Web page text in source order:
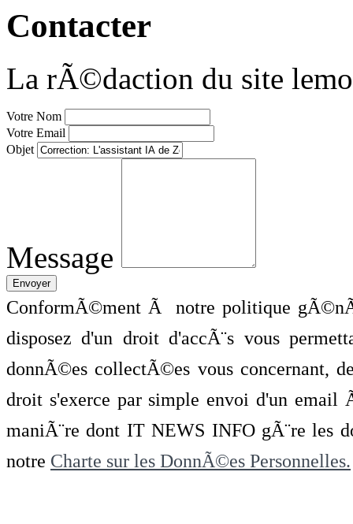
Contacter
La rÃ©daction du site
Votre Nom
Votre Email
Objet
Message
ConformÃ©ment Ã notre politique
disposez d'un droit d'accÃ¨s vous
donnÃ©es collectÃ©es vous concernant,
droit s'exerce par simple envoi d'un
maniÃ¨re dont IT NEWS INFO gÃ¨re les
notre Charte sur les DonnÃ©es Personnelles.